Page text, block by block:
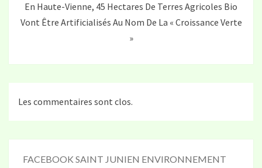
En Haute-Vienne, 45 Hectares De Terres Agricoles Bio
Vont Être Artificialisés Au Nom De La « Croissance Verte
»
Les commentaires sont clos.
FACEBOOK SAINT JUNIEN ENVIRONNEMENT